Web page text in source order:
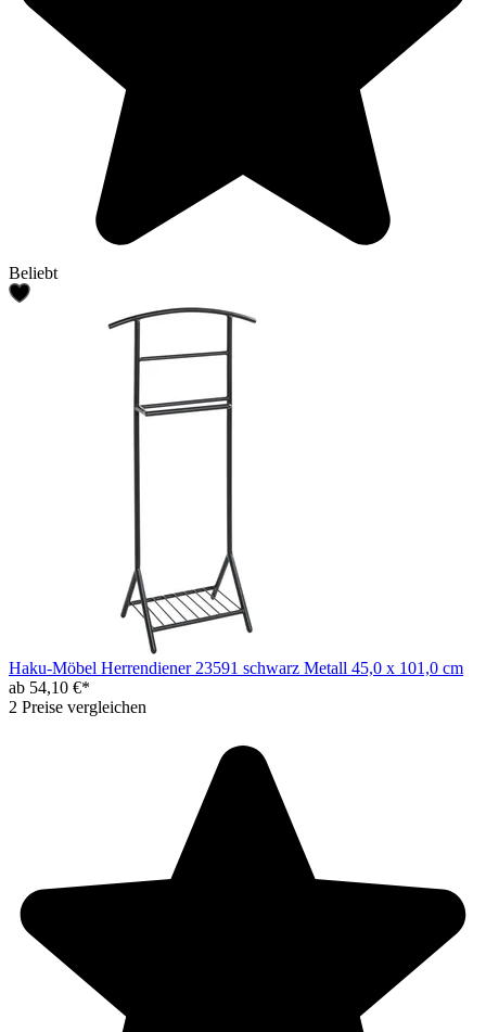
Beliebt
Haku-Möbel Herrendiener 23591 schwarz Metall 45,0 x 101,0 cm
ab 54,10 €*
2 Preise vergleichen